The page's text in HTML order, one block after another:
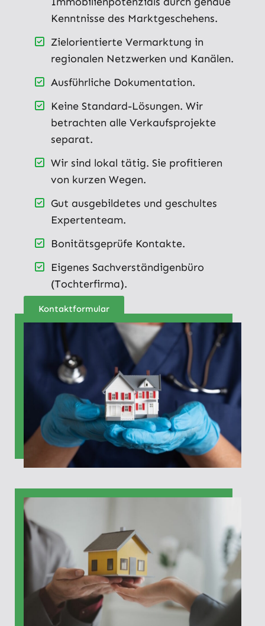
Kenntnisse des Marktgeschehens.
Zielorientierte Vermarktung in
regionalen Netzwerken und Kanälen.
Ausführliche Dokumentation.
Keine Standard-Lösungen. Wir
betrachten alle Verkaufsprojekte
separat.
Wir sind lokal tätig. Sie profitieren
von kurzen Wegen.
Gut ausgebildetes und geschultes
Expertenteam.
Bonitätsgeprüfe Kontakte.
Eigenes Sachverständigenbüro
(Tochterfirma).
Kontaktformular